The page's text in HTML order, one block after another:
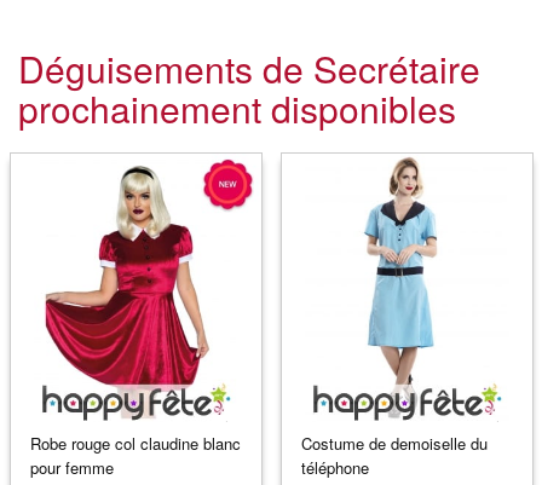
Déguisements de Secrétaire
prochainement disponibles
Robe rouge col claudine blanc
pour femme
Costume de demoiselle du
téléphone